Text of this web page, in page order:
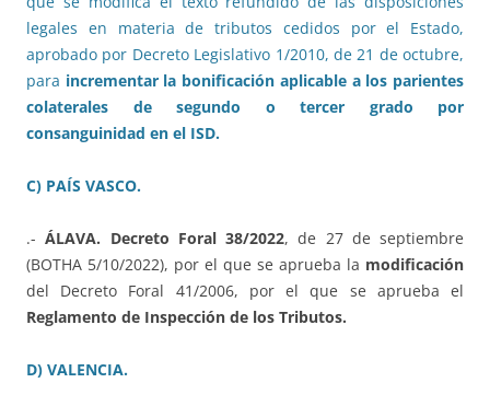
legales en materia de tributos cedidos por el Estado,
aprobado por Decreto Legislativo 1/2010, de 21 de octubre,
para incrementar la bonificación aplicable a los parientes
colaterales de segundo o tercer grado por
consanguinidad en el ISD.
C) PAÍS VASCO.
.- ÁLAVA. Decreto Foral 38/2022, de 27 de septiembre
(BOTHA 5/10/2022), por el que se aprueba la modificación
del Decreto Foral 41/2006, por el que se aprueba el
Reglamento de Inspección de los Tributos.
D) VALENCIA.